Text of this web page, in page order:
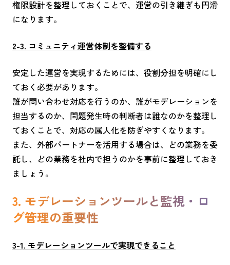
権限設計を整理しておくことで、運営の引き継ぎも円滑
になります。
2-3. コミュニティ運営体制を整備する
安定した運営を実現するためには、役割分担を明確にし
ておく必要があります。
誰が問い合わせ対応を行うのか、誰がモデレーションを
担当するのか、問題発生時の判断者は誰なのかを整理し
ておくことで、対応の属人化を防ぎやすくなります。
また、外部パートナーを活用する場合は、どの業務を委
託し、どの業務を社内で担うのかを事前に整理しておき
ましょう。
3. モデレーションツールと監視・ロ
グ管理の重要性
3-1. モデレーションツールで実現できること